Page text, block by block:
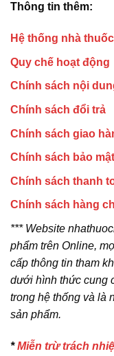
Thông tin thêm:
Hệ thống nhà thuốc
Quy chế hoạt động
Chính sách nội
Chính sách đổi trả
Chính sách giao
Chính sách bảo mật
Chính sách thanh
Chính sách hàng
*** Website
phẩm trên Online,
cấp thông tin tham
dưới hình thức cung
trong hệ thống và là
sản phẩm.
*Miễn trừ trách